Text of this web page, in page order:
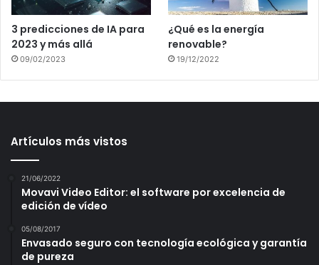
3 predicciones de IA para
2023 y más allá
09/02/2023
¿Qué es la energía
renovable?
19/12/2022
Artículos más vistos
21/06/2022
Movavi Video Editor: el software por excelencia de
edición de vídeo
05/08/2017
Envasado seguro con tecnología ecológica y garantía
de pureza